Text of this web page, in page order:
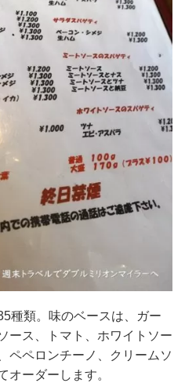
種類。味のベースは、ガー
ース、トマト、ホワイトソー
ペペロンチーノ、クリームソ
オーダーします。